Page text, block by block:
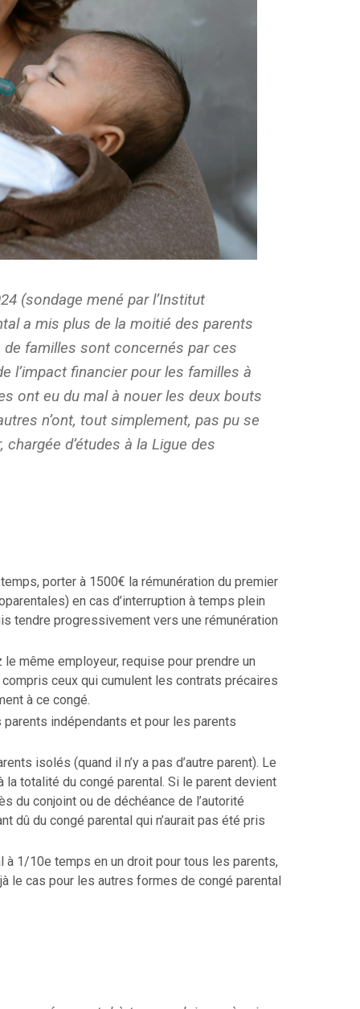
(sondage mené par l’Institut
a mis plus de la moitié des parents
familles sont concernés par ces
l’impact financier pour les familles à
ont eu du mal à nouer les deux bouts
n’ont, tout simplement, pas pu se
chargée d’études à la Ligue des
porter à 1500€ la rémunération du premier
en cas d’interruption à temps plein
tendre progressivement vers une rémunération
même employeur, requise pour prendre un
ceux qui cumulent les contrats précaires
à ce congé.
indépendants et pour les parents
isolés (quand il n’y a pas d’autre parent). Le
totalité du congé parental. Si le parent devient
du conjoint ou de déchéance de l’autorité
dû du congé parental qui n’aurait pas été pris
à 1/10e temps en un droit pour tous les parents,
le cas pour les autres formes de congé parental